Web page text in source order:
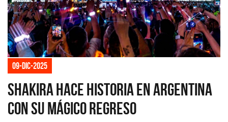
09-dic-2025
Shakira hace historia en Argentina
con su mágico regreso